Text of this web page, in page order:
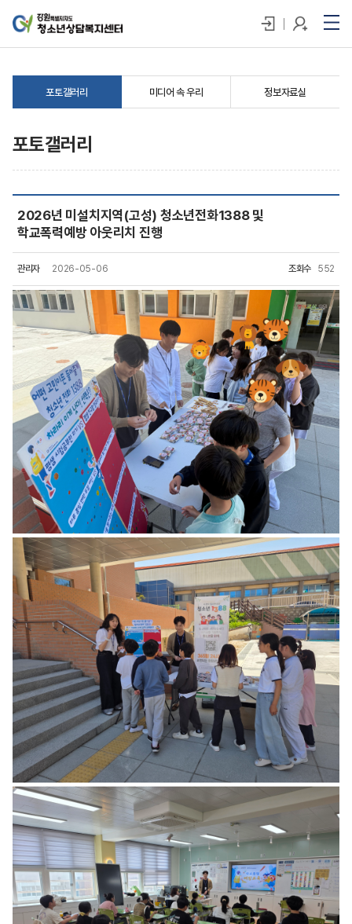
포토갤러리 미디어 속 우리 정보자료실
포토갤러리
2026년 미설치지역(고성) 청소년전화1388 및
학교폭력예방 아웃리치 진행
관리자 2026-05-06 조회수 552